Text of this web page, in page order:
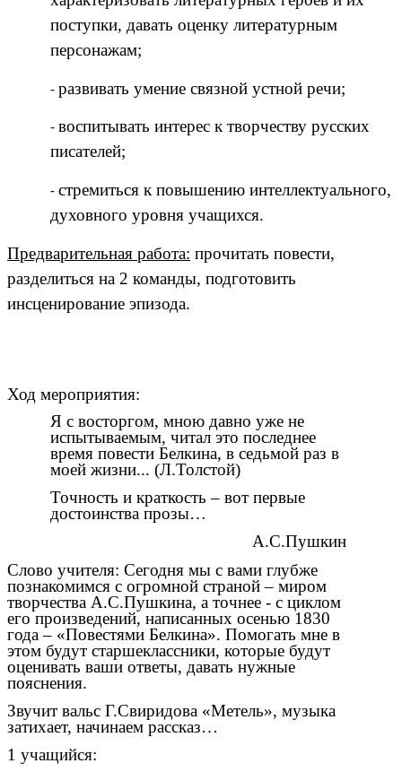
поступки, давать оценку литературным
персонажам;
развивать умение связной устной речи;
воспитывать интерес к творчеству русских
писателей;
стремиться к повышению интеллектуального,
духовного уровня учащихся.
Предварительная работа: прочитать повести,
разделиться на 2 команды, подготовить
инсценирование эпизода.
Ход мероприятия:
Я с восторгом, мною давно уже не
испытываемым, читал это последнее
время повести Белкина, в седьмой раз в
моей жизни... (Л.Толстой)
Точность и краткость – вот первые
достоинства прозы…
А.С.Пушкин
Слово учителя: Сегодня мы с вами глубже
познакомимся с огромной страной – миром
творчества А.С.Пушкина, а точнее - с циклом
его произведений, написанных осенью 1830
года – «Повестями Белкина». Помогать мне в
этом будут старшеклассники, которые будут
оценивать ваши ответы, давать нужные
пояснения.
Звучит вальс Г.Свиридова «Метель», музыка
затихает, начинаем рассказ…
1 учащийся: